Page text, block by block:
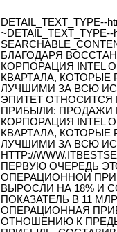
DETAIL_TEXT_TYPE--
~DETAIL_TEXT_TYPE--
БЛАГОДАРЯ
КОРПОРАЦИЯ INTEL
КВАРТАЛА,
ЛУЧШИМИ ЗА ВСЮ
ЭПИТЕТ
ПРИБЫЛИ: ПРОДАЖИ
КОРПОРАЦИЯ INTEL
КВАРТАЛА,
ЛУЧШИМИ ЗА ВСЮ
HTTP://
ПЕРВУЮ ОЧЕРЕДЬ
ОПЕРАЦИОННОЙ
ВЫРОСЛИ НА 18% И
ПОКАЗАТЕЛЬ В 11
ОПЕРАЦИОННАЯ
ОТНОШЕНИЮ К